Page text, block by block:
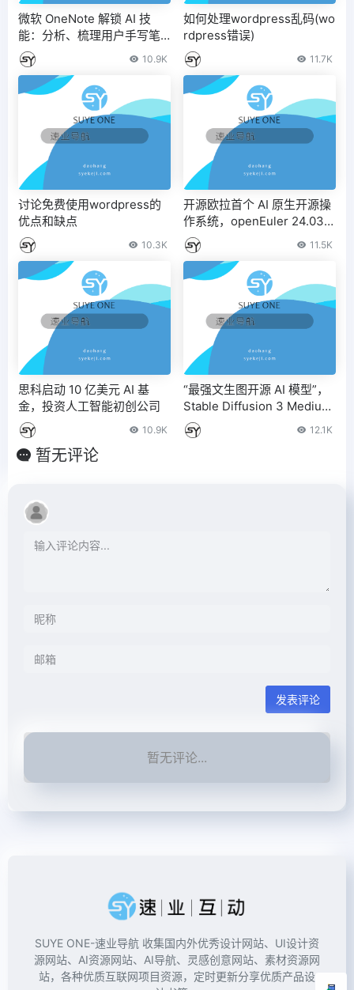
微软 OneNote 解锁 AI 技
能：分析、梳理用户手写笔
记内容
10.9K
如何处理wordpress乱码(wo
rdpress错误)
11.7K
讨论免费使用wordpress的
优点和缺点
10.3K
开源欧拉首个 AI 原生开源操
作系统，openEuler 24.03 L
TS 版本更新发布
11.5K
思科启动 10 亿美元 AI 基
金，投资人工智能初创公司
10.9K
“最强文生图开源 AI 模型”，
Stable Diffusion 3 Medium
发布：可在消费级显卡上运
行
12.1K
暂无评论
发表评论
暂无评论...
SUYE ONE-速业导航 收集国内外优秀设计网站、UI设计资
源网站、AI资源网站、AI导航、灵感创意网站、素材资源网
站，各种优质互联网项目资源，定时更新分享优质产品设